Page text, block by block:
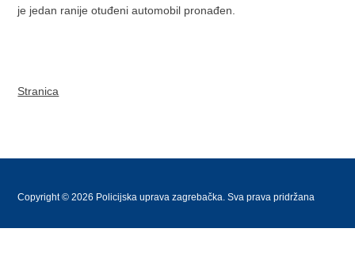
je jedan ranije otuđeni automobil pronađen.
Stranica
Copyright © 2026 Policijska uprava zagrebačka. Sva prava pridržana